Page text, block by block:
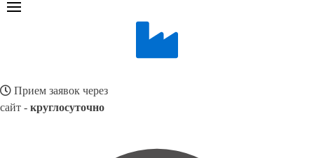
Прием заявок через
сайт - круглосуточно